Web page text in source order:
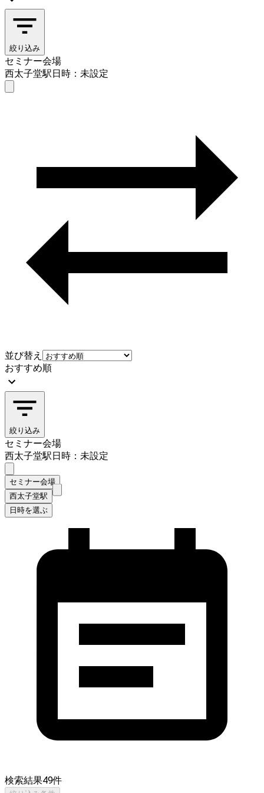
絞り込み
セミナー会場
西太子堂駅日時：未設定
並び替え
おすすめ順
絞り込み
セミナー会場
西太子堂駅日時：未設定
セミナー会場
西太子堂駅
日時を選ぶ
検索結果49件